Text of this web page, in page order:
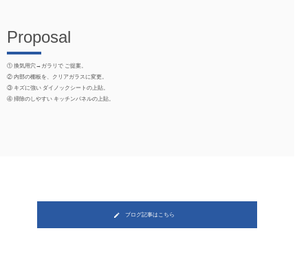
Proposal
① 換気用穴→ガラリで ご提案。
② 内部の棚板を、クリアガラスに変更。
③ キズに強い ダイノックシートの上貼。
④ 掃除のしやすい キッチンパネルの上貼。
ブログ記事はこちら